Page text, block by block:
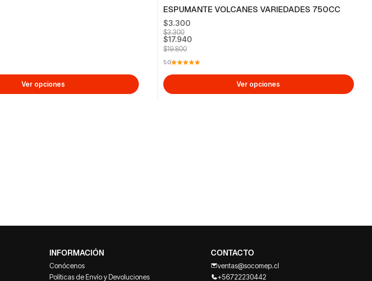
Ver opciones
ESPUMANTE VOLCANES VARIEDADES 750CC
$3.300
$3.300
$17.940
$19.800
5.0
Ver opciones
INFORMACIÓN
Conócenos
Políticas de Envío y Devoluciones
CONTACTO
ventas@socomep.cl
+56722230442